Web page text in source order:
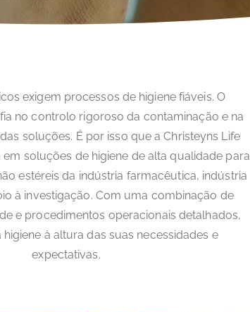
exigem processos de higiene fiáveis. O
no controlo rigoroso da contaminação e na
soluções. É por isso que a Christeyns Life
soluções de higiene de alta qualidade para
estéreis da indústria farmacêutica, indústria
à investigação. Com uma combinação de
e procedimentos operacionais detalhados,
à altura das suas necessidades e
expectativas.